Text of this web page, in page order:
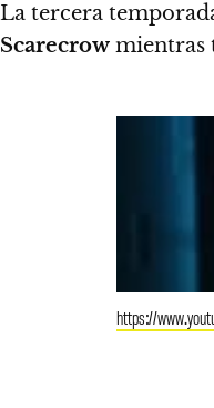
La tercera
Scarecrow mientras
https://